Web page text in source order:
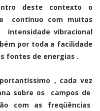
deste contexto o
contínuo com muitas
vibracional
por toda a facilidade
fontes de energias .
, cada vez
sobre os campos de
com as freqüências